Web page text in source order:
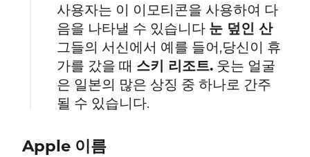
사용자는 이 이모티콘을 사용하여 다
음을 나타낼 수 있습니다 눈 덮인 산
그들의 서신에서 예를 들어,당신이 휴
가를 갔을 때 스키 리조트. 웃는 얼굴
은 일본의 많은 상징 중 하나로 간주
될 수 있습니다.
Apple 이름